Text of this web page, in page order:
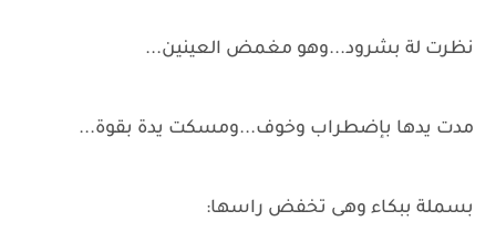
نظرت لة بشرود...وهو مغمض العينين...
مدت يدها بإضطراب وخوف...ومسكت يدة بقوة...
بسملة ببكاء وهى تخفض راسها: